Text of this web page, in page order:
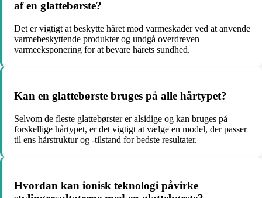
af en glattebørste?
Det er vigtigt at beskytte håret mod varmeskader ved at anvende
varmebeskyttende produkter og undgå overdreven
varmeeksponering for at bevare hårets sundhed.
Kan en glattebørste bruges på alle hårtypet?
Selvom de fleste glattebørster er alsidige og kan bruges på
forskellige hårtypet, er det vigtigt at vælge en model, der passer
til ens hårstruktur og -tilstand for bedste resultater.
Hvordan kan ionisk teknologi påvirke